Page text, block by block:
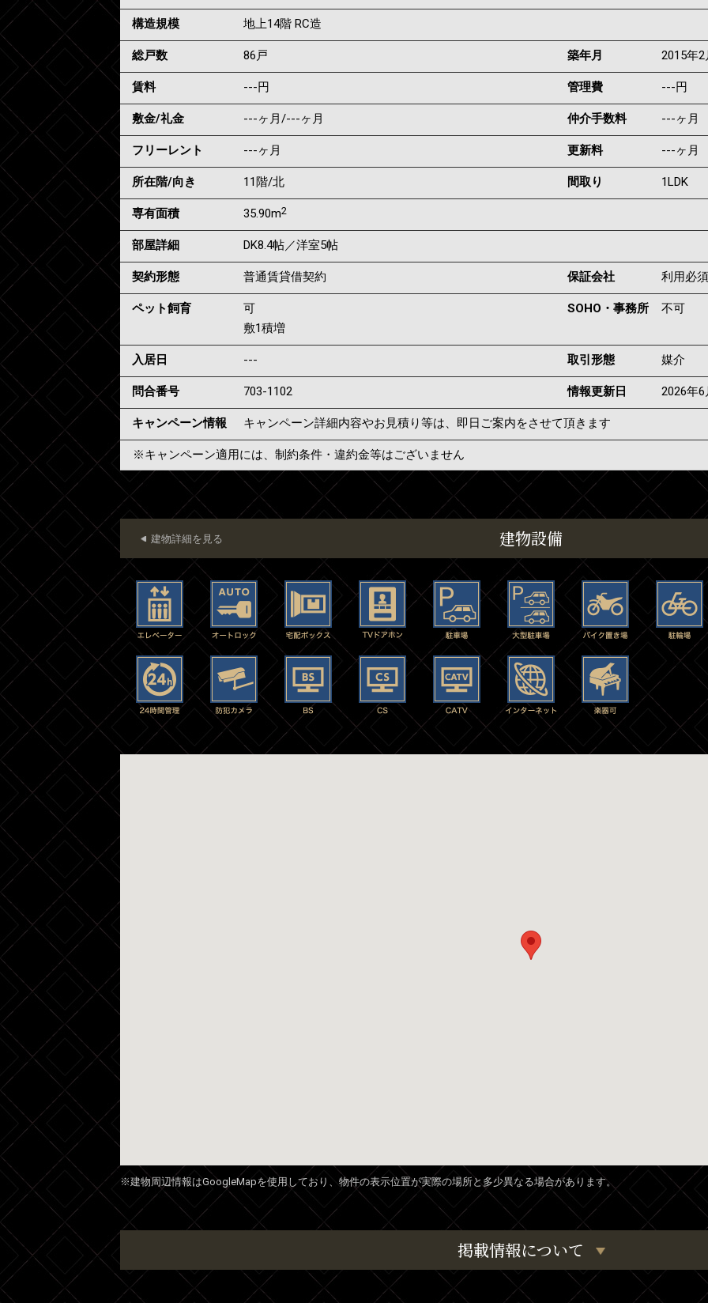
構造規模 地上14階 RC造
総戸数 86戸 築年月 2015年2
賃料 ---円 管理費 ---円
敷金/礼金 ---ヶ月/---ヶ月 仲介手数料 ---ヶ月
フリーレント ---ヶ月 更新料 ---ヶ月
所在階/向き 11階/北 間取り 1LDK
専有面積 35.90m2
部屋詳細 DK8.4帖／洋室5帖
契約形態 普通賃貸借契約 保証会社 利用必須
ペット飼育
可
敷1積増
SOHO・事務所 不可
入居日 --- 取引形態 媒介
問合番号 703-1102 情報更新日 2026年
キャンペーン情報 キャンペーン詳細内容やお見積り等は、即日ご案内をさせて頂きます
※キャンペーン適用には、制約条件・違約金等はございません
建物設備
建物詳細を見る
※建物周辺情報はGoogleMapを使用しており、物件の表示位置が実際の場所と多少異なる場合があります。
掲載情報について